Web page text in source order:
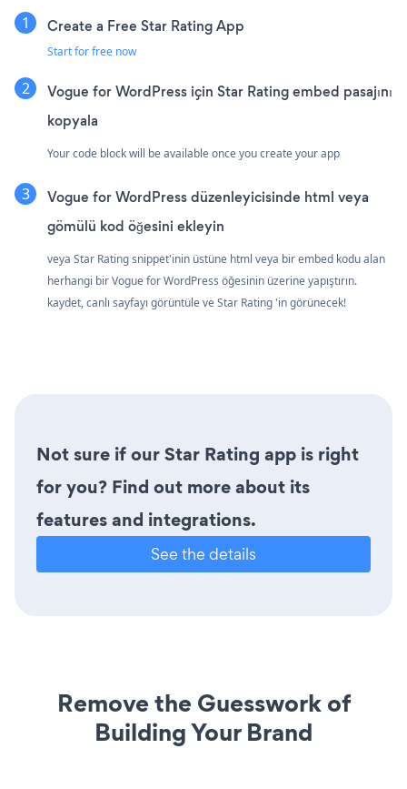
Create a Free Star Rating App
Start for free now
Vogue for WordPress için Star Rating embed pasajını
kopyala
Your code block will be available once you create your app
Vogue for WordPress düzenleyicisinde html veya
gömülü kod öğesini ekleyin
veya Star Rating snippet'inin üstüne html veya bir embed kodu alan
herhangi bir Vogue for WordPress öğesinin üzerine yapıştırın.
kaydet, canlı sayfayı görüntüle ve Star Rating 'in görünecek!
Not sure if our Star Rating app is right
for you? Find out more about its
features and integrations.
See the details
Remove the Guesswork of
Building Your Brand